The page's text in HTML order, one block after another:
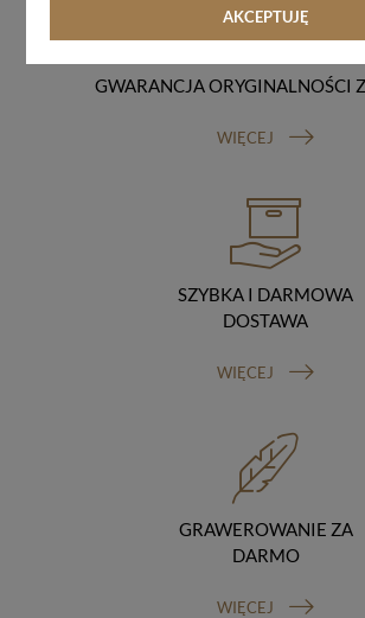
fizycznych w związku z przetwarzaniem
rozporządzenie o ochronie danych, tj.
Twoje dane osobowe możemy udostępniać
hostingodawcy. Takie podmioty
poleceniami. Przekazujemy Twoje dane
Polski/UE/Europejskiego Obszaru
Okres przechowywania danych
Twoje dane przechowujemy do czasu
udzielonej przez Ciebie zgody.
otrzymania ich kopii, prawo do
(poprawiania) swoich danych, prawo do
abyśmy przetwarzali Twoje dane, możesz
abyśmy je usunęli), prawo do ograniczenia
przetwarzania danych (możesz zażądać,
ograniczyli przetwarzanie Twoich danych
wyłącznie do ich przechowywania lub
mamy nieprawidłowe dane na Twój temat
sprzeciwu wobec przetwarzania danych,
AKCEPTUJĘ
GWARANCJA ORYGINALNOŚCI
WIĘCEJ
SZYBKA I DARMOWA
DOSTAWA
WIĘCEJ
GRAWEROWANIE ZA
DARMO
WIĘCEJ